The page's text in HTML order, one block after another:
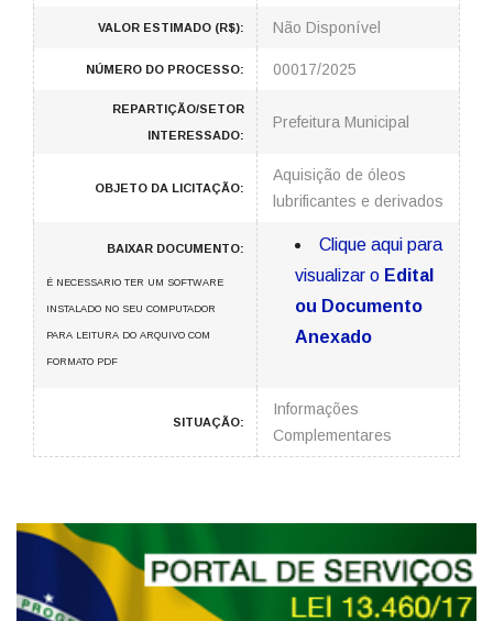
VALOR ESTIMADO (R$): Não Disponível
NÚMERO DO PROCESSO: 00017/2025
REPARTIÇÃO/SETOR
INTERESSADO:
Prefeitura Municipal
OBJETO DA LICITAÇÃO:
Aquisição de óleos
lubrificantes e derivados
BAIXAR DOCUMENTO:
É NECESSARIO TER UM SOFTWARE
INSTALADO NO SEU COMPUTADOR
PARA LEITURA DO ARQUIVO COM
FORMATO PDF
Clique aqui para
visualizar o Edital
ou Documento
Anexado
SITUAÇÃO:
Informações
Complementares